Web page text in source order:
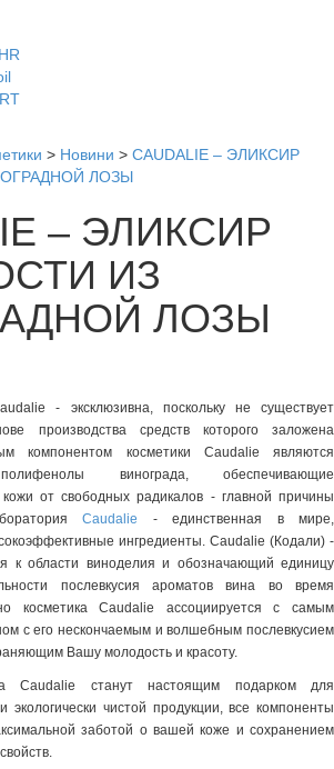
> Новини > CAUDALIE – ЭЛИКСИР
ЛОЗЫ
– ЭЛИКСИР
ИЗ
ЛОЗЫ
- эксклюзивна, поскольку не существует
производства средств которого заложена
компонентом косметики Caudalie являются
винограда, обеспечивающие
от свободных радикалов - главной причины
Caudaliе - единственная в мире,
ингредиенты. Сaudalie (Кодали) -
к области виноделия и обозначающий единицу
послевкусия ароматов вина во время
косметика Caudalie ассоциируется с самым
с его нескончаемым и волшебным послевкусием
Вашу молодость и красоту.
Caudalie станут настоящим подарком для
экологически чистой продукции, все компоненты
заботой о вашей коже и сохранением